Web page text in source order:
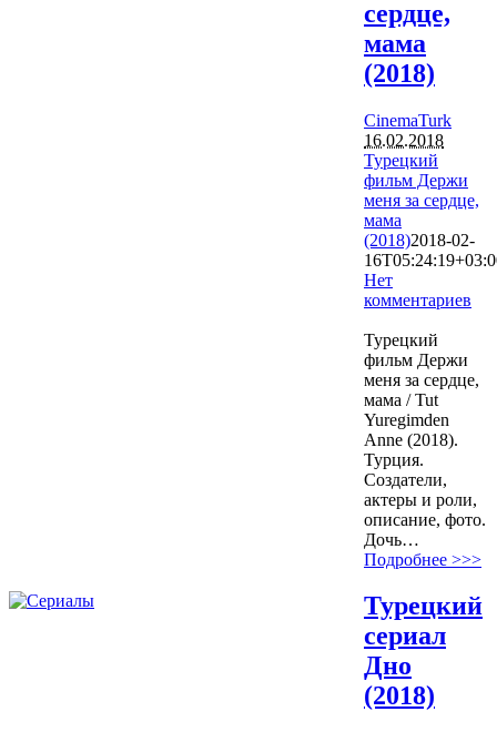
сердце,
мама
(2018)
CinemaTurk
16.02.2018
Турецкий
фильм Держи
меня за сердце,
мама
(2018)2018-02-
Нет
комментариев
Турецкий
фильм Держи
меня за сердце,
мама / Tut
Yuregimden
Anne (2018).
Турция.
Создатели,
актеры и роли,
описание, фото.
Дочь…
Подробнее >>>
Турецкий
сериал
Дно
(2018)